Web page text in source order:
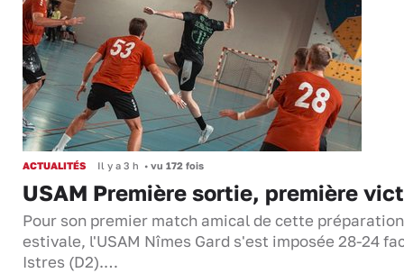
ACTUALITÉS Il y a 3 h • vu 172 fois
USAM Première sortie, première
Pour son premier match amical de cette préparation
estivale, l'USAM Nîmes Gard s'est imposée 28-24
Istres (D2).…